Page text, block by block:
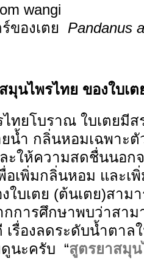
wangi
ของเตย Pandanus
นไพรไทย ของใบเต
ทยโบราณ ใบเตยมี
น้ำ กลิ่นหอมเฉพาะตั
ะให้ความสดชื่นนอก
อเพิ่มกลิ่นหอม และเ
บเตย (ต้นเตย)สาม
กการศึกษาพบว่าสา
เรื่องลดระดับน้ำตา
นะครับ “สูตรยาสมุ